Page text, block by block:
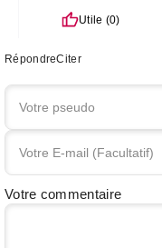
Utile (0)
RépondreCiter
Votre commentaire